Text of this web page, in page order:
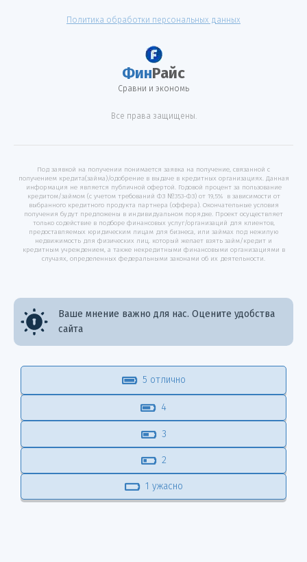
Политика обработки персональных данных
Фин Райс
Сравни и экономь
Все права защищены.
Под заявкой на получении понимается заявка на получение, связанной с
получением кредита(займа)/одобрение в выдаче в кредитных организациях. Данная
информация не является публичной офертой. Годовой процент за пользование
кредитом/займом (с учетом требований ФЗ №353-ФЗ) от 19,5% в зависимости от
выбранного кредитного продукта партнера (оффера). Окончательные условия
получения будут предложены в индивидуальном порядке. Проект осуществляет
только содействие в подборе финансовых услуг/организаций для клиентов,
предоставляемых юридическим лицам для бизнеса, или займах под нежилую
недвижимость для физических лиц. который желает взять займ/кредит и
кредитным учреждением, а также некредитными финансовыми организациями в
случаях, определенных федеральными законами об их деятельности.
Ваше мнение важно для нас. Оцените удобства
сайта
5 отлично
4
3
2
1 ужасно